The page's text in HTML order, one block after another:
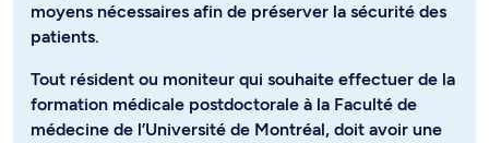
moyens nécessaires afin de préserver la sécurité des
patients.
Tout résident ou moniteur qui souhaite effectuer de la
formation médicale postdoctorale à la Faculté de
médecine de l’Université de Montréal, doit avoir une